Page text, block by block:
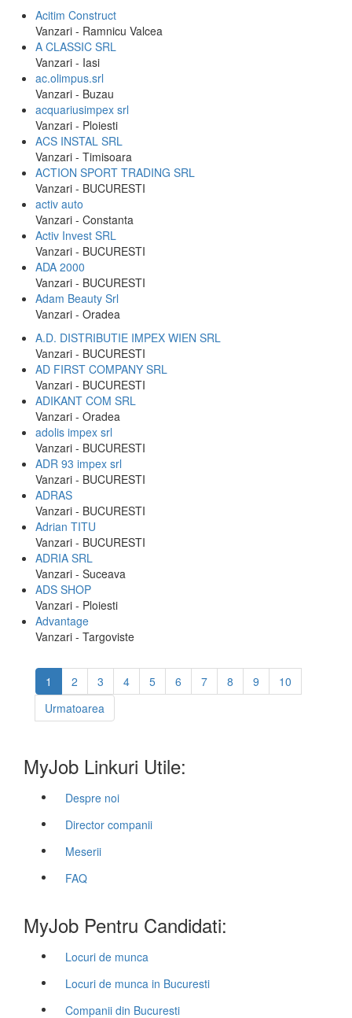
Acitim Construct
Vanzari - Ramnicu Valcea
A CLASSIC SRL
Vanzari - Iasi
ac.olimpus.srl
Vanzari - Buzau
acquariusimpex srl
Vanzari - Ploiesti
ACS INSTAL SRL
Vanzari - Timisoara
ACTION SPORT TRADING SRL
Vanzari - BUCURESTI
activ auto
Vanzari - Constanta
Activ Invest SRL
Vanzari - BUCURESTI
ADA 2000
Vanzari - BUCURESTI
Adam Beauty Srl
Vanzari - Oradea
A.D. DISTRIBUTIE IMPEX WIEN SRL
Vanzari - BUCURESTI
AD FIRST COMPANY SRL
Vanzari - BUCURESTI
ADIKANT COM SRL
Vanzari - Oradea
adolis impex srl
Vanzari - BUCURESTI
ADR 93 impex srl
Vanzari - BUCURESTI
ADRAS
Vanzari - BUCURESTI
Adrian TITU
Vanzari - BUCURESTI
ADRIA SRL
Vanzari - Suceava
ADS SHOP
Vanzari - Ploiesti
Advantage
Vanzari - Targoviste
1 2 3 4 5 6 7 8 9
10
Urmatoarea
MyJob Linkuri Utile:
Despre noi
Director companii
Meserii
FAQ
MyJob Pentru Candidati:
Locuri de munca
Locuri de munca in Bucuresti
Companii din Bucuresti